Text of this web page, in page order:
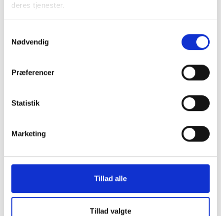
deres tjenester.
Nødvendig
Præferencer
Statistik
Marketing
Tillad alle
Tillad valgte
Rammeaftale om udlejning og
anvisning i perioden 2024-2027